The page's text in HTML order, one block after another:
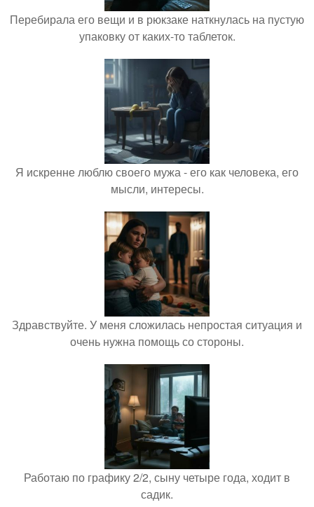
Перебирала его вещи и в рюкзаке наткнулась на пустую
упаковку от каких-то таблеток.
Я искренне люблю своего мужа - его как человека, его
мысли, интересы.
Здравствуйте. У меня сложилась непростая ситуация и
очень нужна помощь со стороны.
Работаю по графику 2/2, сыну четыре года, ходит в
садик.